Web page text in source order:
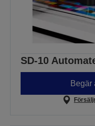
SD-10
Begär